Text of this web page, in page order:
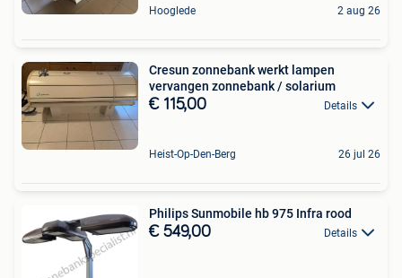
Hooglede 2 aug 26
Cresun zonnebank werkt lampen
vervangen zonnebank / solarium
€ 115,00 Details
Heist-Op-Den-Berg 26 jul 26
Philips Sunmobile hb 975 Infra rood
€ 549,00 Details